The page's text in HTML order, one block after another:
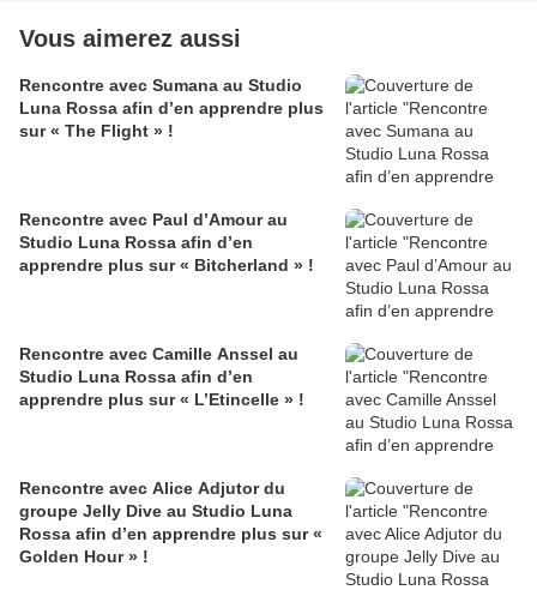
Vous aimerez aussi
Rencontre avec Sumana au Studio
Luna Rossa afin d’en apprendre plus
sur « The Flight » !
Rencontre avec Paul d’Amour au
Studio Luna Rossa afin d’en
apprendre plus sur « Bitcherland » !
Rencontre avec Camille Anssel au
Studio Luna Rossa afin d’en
apprendre plus sur « L’Etincelle » !
Rencontre avec Alice Adjutor du
groupe Jelly Dive au Studio Luna
Rossa afin d’en apprendre plus sur «
Golden Hour » !